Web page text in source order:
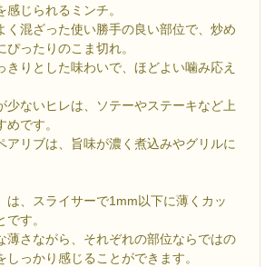
じられるミンチ。
く混ざった使い勝手の良い部位で、炒め
ったりのこま切れ。
きりとした味わいで、ほどよい噛み応え
少ないヒレは、ソテーやステーキなど上
です。
アリブは、旨味が濃く煮込みやグリルに
は、スライサーで1mm以下に薄くカッ
です。
薄さながら、それぞれの部位ならではの
しっかり感じることができます。